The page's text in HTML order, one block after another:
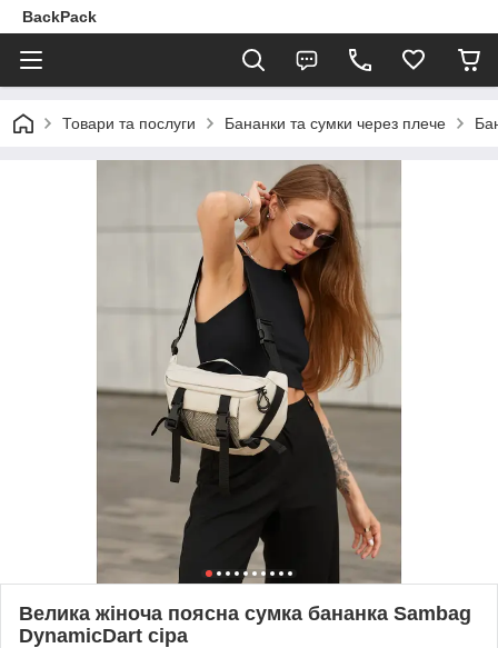
BackPack
Товари та послуги Бананки та сумки через плече
Велика жіноча поясна сумка бананка Sambag
DynamicDart сіра